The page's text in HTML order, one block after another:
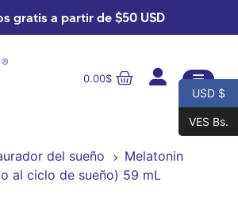
gratis a partir de $50 USD
0.00$
del sueño
Melatonin
al ciclo de sueño) 59 mL
USD $
VES Bs.